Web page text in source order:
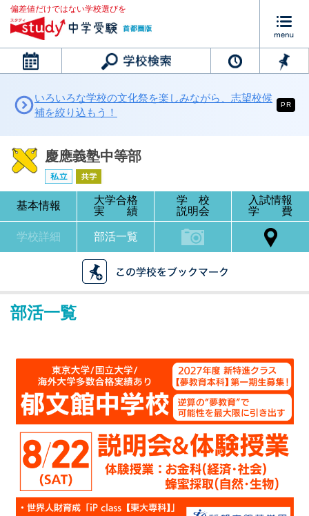
偏差値だけではない学校選びを
カレンダー
最近見た学校
慶應義塾中等部
ブックマークした学校
ブックマークした学校はありません
いろいろな学校の文化祭を楽しみながら、志望校候
補を絞り込もう！
PR
慶應義塾中等部
基本情報
大学合格
実 績
学 校
説明会
入試情報
学 費
学校詳細 部活一覧
部活一覧